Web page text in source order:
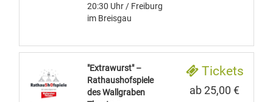
20:30 Uhr / Freiburg
im Breisgau
"Extrawurst" –
Rathaushofspiele
des Wallgraben
Tickets
ab 25,00 €